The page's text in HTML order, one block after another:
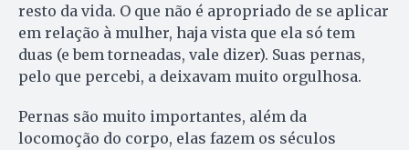
resto da vida. O que não é apropriado de se aplicar
em relação à mulher, haja vista que ela só tem
duas (e bem torneadas, vale dizer). Suas pernas,
pelo que percebi, a deixavam muito orgulhosa.
Pernas são muito importantes, além da
locomoção do corpo, elas fazem os séculos